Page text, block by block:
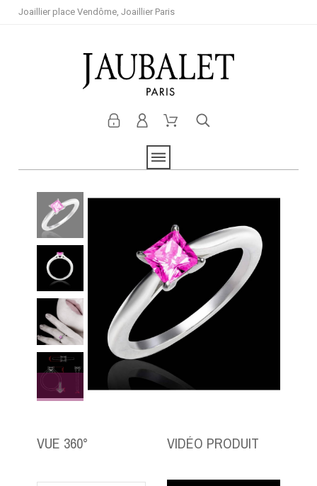
Joaillier place Vendôme, Joaillier Paris
VUE 360° VIDÉO PRODUIT